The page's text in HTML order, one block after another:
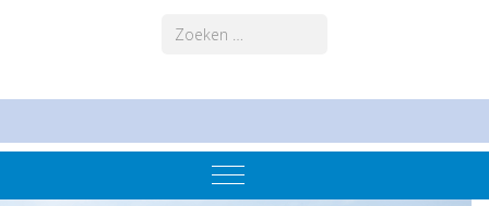
Mobile Menu Toggle